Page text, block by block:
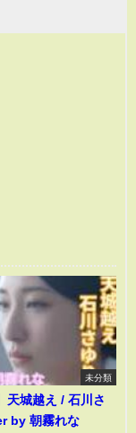
未分類
天城越え / 石川さ
by 朝霧れな